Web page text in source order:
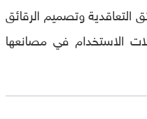
التعاقدية وتصميم الرقائق
الاستخدام في مصانعها